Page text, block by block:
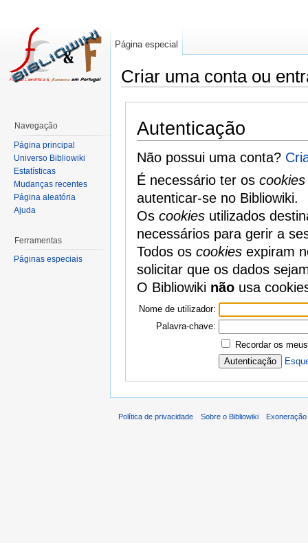
Criar uma conta ou
Autenticação
Não possui uma conta?
É necessário ter os cookies
autenticar-se no Bibliowiki.
Os cookiesutilizados
necessários para gerir a
Todos os cookiesexpiram
solicitar que os dados
O Bibliowiki nãousa
Nome de utilizador:
Palavra-chave:
Recordar os
Página especial
Navegação
Página principal
Universo Bibliowiki
Estatísticas
Mudanças recentes
Página aleatória
Ajuda
Ferramentas
Páginas especiais
Política de privacidade Sobre o Bibliowiki